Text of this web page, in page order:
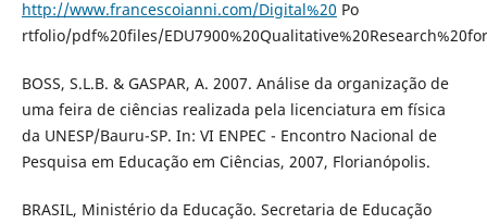
http://www.francescoianni.com/Digital%20 Po
rtfolio/pdf%20files/
BOSS, S.L.B. & GASPAR, A. 2007. Análise da organização de
uma feira de ciências realizada pela licenciatura em física
da UNESP/Bauru-SP. In: VI ENPEC - Encontro Nacional de
Pesquisa em Educação em Ciências, 2007, Florianópolis.
BRASIL, Ministério da Educação. Secretaria de Educação